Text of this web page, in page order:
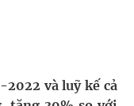
2022 và luỹ kế cả